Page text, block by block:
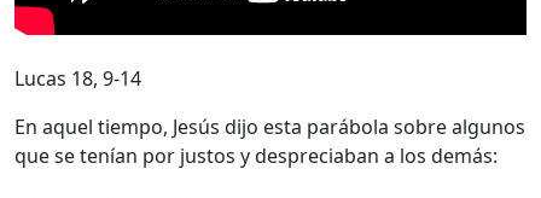
Lucas 18, 9-14
En aquel tiempo, Jesús dijo esta parábola sobre algunos
que se tenían por justos y despreciaban a los demás: